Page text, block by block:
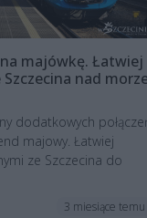
majówkę. Łatwiej
nad
dodatkowych
majowy. Łatwiej
ze Szczecina do
3 miesiące temu